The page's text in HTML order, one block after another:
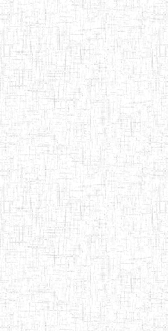
Préc. 1 2 3 4 5
6
Fin